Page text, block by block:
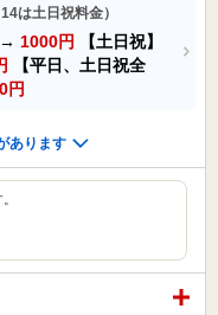
は土日祝料金）
→ 1000円
【土日祝】
【平日、土日祝全
円
あります